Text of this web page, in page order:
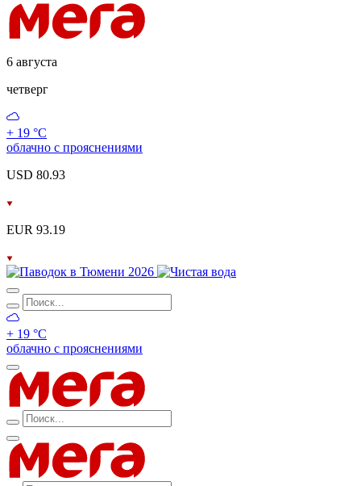
6 августа
четверг
+ 19 °С
облачно с прояснениями
USD 80.93
EUR 93.19
+ 19 °С
облачно с прояснениями